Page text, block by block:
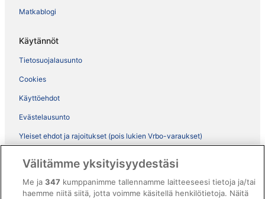
Matkablogi
Käytännöt
Tietosuojalausunto
Cookies
Käyttöehdot
Evästelausunto
Yleiset ehdot ja rajoitukset (pois lukien Vrbo-varaukset)
ebookers BONUS+ -ohjelman ehdot
Välitämme yksityisyydestäsi
Me ja347 kumppanimme tallennamme laitteeseesi tietoja ja/tai
haemme niitä siitä, jotta voimme käsitellä henkilötietoja. Näitä